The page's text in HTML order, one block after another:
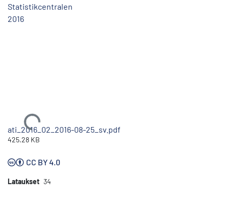
Statistikcentralen
2016
Ladataan...
ati_2016_02_2016-08-25_sv.pdf
425.28 KB
CC BY 4.0
Lataukset 34